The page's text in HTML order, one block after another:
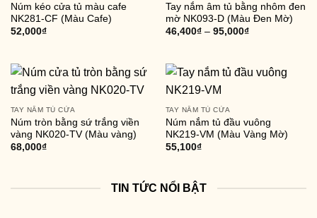
Núm kéo cửa tủ màu cafe
NK281-CF (Màu Cafe)
52,000₫
Tay nắm âm tủ bằng nhôm đen
mờ NK093-D (Màu Đen Mờ)
46,400₫– 95,000₫
TAY NẮM TỦ CỬA
Núm tròn bằng sứ trắng viền
vàng NK020-TV (Màu vàng)
68,000₫
TAY NẮM TỦ CỬA
Núm nắm tủ đầu vuông
NK219-VM (Màu Vàng Mờ)
55,100₫
TIN TỨC NỔI BẬT